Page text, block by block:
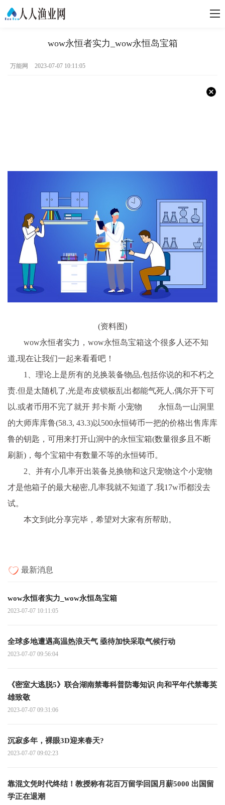
wow永恒者实力_wow永恒岛宝箱
万能网 2023-07-07 10:11:05
(资料图)
wow永恒者实力，wow永恒岛宝箱这个很多人还不知
道,现在让我们一起来看看吧！
1、理论上是所有的兑换装备物品,包括你说的和不朽之
责.但是太随机了,光是布皮锁板乱出都能气死人,偶尔开下可
以.或者币用不完了就开 邦卡斯 小宠物 永恒岛一山洞里
的大师库库鲁(58.3, 43.3)以500永恒铸币一把的价格出售库库
鲁的钥匙，可用来打开山洞中的永恒宝箱(数量很多且不断
刷新)，每个宝箱中有数量不等的永恒铸币。
2、并有小几率开出装备兑换物和这只宠物这个小宠物
才是他箱子的最大秘密,几率我就不知道了.我17w币都没去
试。
本文到此分享完毕，希望对大家有所帮助。
最新消息
wow永恒者实力_wow永恒岛宝箱
2023-07-07 10:11:05
全球多地遭遇高温热浪天气 亟待加快采取气候行动
2023-07-07 09:56:04
《密室大逃脱5》联合湖南禁毒科普防毒知识 向和平年代禁毒英
雄致敬
2023-07-07 09:31:06
沉寂多年，裸眼3D迎来春天?
2023-07-07 09:02:23
靠混文凭时代终结！教授称有花百万留学回国月薪5000 出国留
学正在退潮